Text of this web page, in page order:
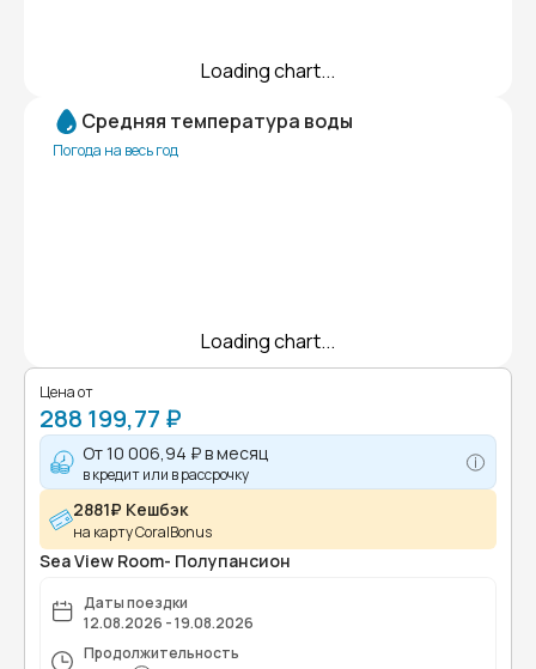
Loading chart...
Средняя температура воды
Погода на весь год
Loading chart...
Цена от
288 199,77 ₽
От10 006,94 ₽в месяц
в кредит или в рассрочку
2881₽ Кешбэк
на карту CoralBonus
Sea View Room- Полупансион
Даты поездки
12.08.2026 - 19.08.2026
Продолжительность